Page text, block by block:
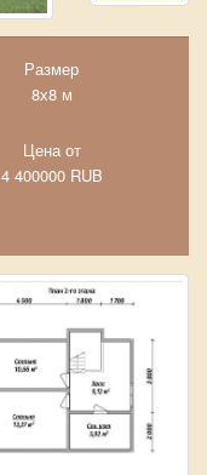
Размер
8х8 м
Цена от
4 400000 RUB